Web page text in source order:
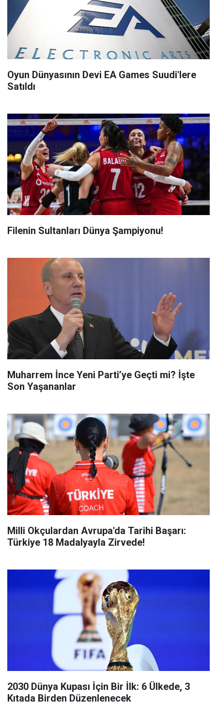
Oyun Dünyasının Devi EA Games Suudi'lere
Satıldı
Filenin Sultanları Dünya Şampiyonu!
Muharrem İnce Yeni Parti’ye Geçti mi? İşte
Son Yaşananlar
Milli Okçulardan Avrupa'da Tarihi Başarı:
Türkiye 18 Madalyayla Zirvede!
2030 Dünya Kupası İçin Bir İlk: 6 Ülkede, 3
Kıtada Birden Düzenlenecek